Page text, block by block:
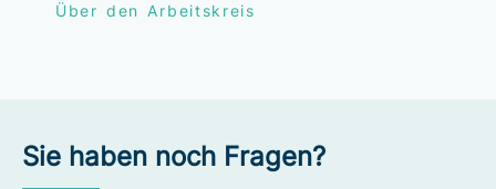
Über den Arbeitskreis
Sie haben noch Fragen?